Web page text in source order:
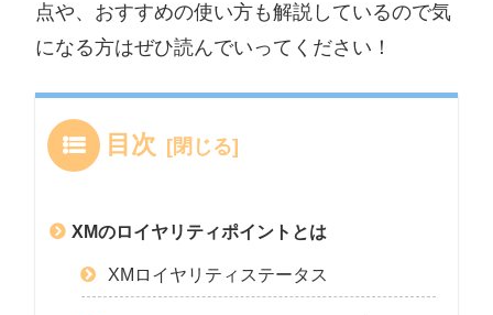
点や、おすすめの使い方も解説しているので気
になる方はぜひ読んでいってください！
目次
XMのロイヤリティポイントとは
XMロイヤリティステータス